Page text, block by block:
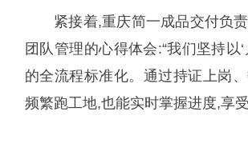
紧接着,重庆简一成品交付负
团队管理的心得体会:“我们坚持
的全流程标准化。通过持证上岗
频繁跑工地,也能实时掌握进度,享